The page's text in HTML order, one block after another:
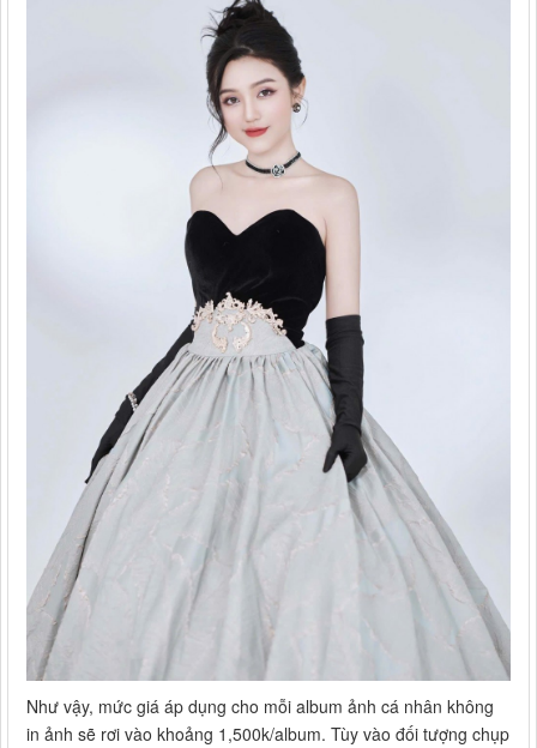
Như vậy, mức giá áp dụng cho mỗi album ảnh cá nhân không
in ảnh sẽ rơi vào khoảng 1,500k/album. Tùy vào đối tượng chụp